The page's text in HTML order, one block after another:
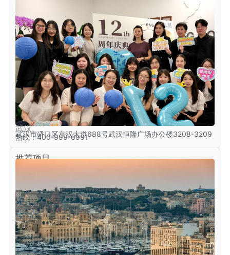
武汉
武汉市硚口区京汉大道688号武汉恒隆广场办公楼3208-3209
热线：400-999-6991
推荐项目